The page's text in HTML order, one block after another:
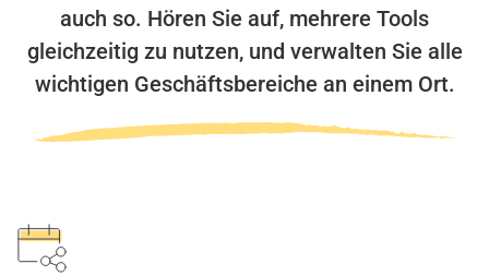
auch so. Hören Sie auf, mehrere Tools
gleichzeitig zu nutzen, und verwalten Sie alle
wichtigen Geschäftsbereiche an einem Ort.